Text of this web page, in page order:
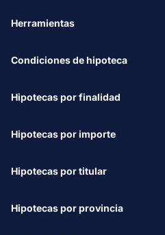
Herramientas
Condiciones de hipoteca
Hipotecas por finalidad
Hipotecas por importe
Hipotecas por titular
Hipotecas por provincia